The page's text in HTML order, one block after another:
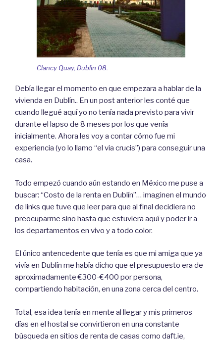
Clancy Quay, Dublin 08.
Debía llegar el momento en que empezara a hablar de la
vivienda en Dublín.. En un post anterior les conté que
cuando llegué aquí yo no tenía nada previsto para vivir
durante el lapso de 8 meses por los que venía
inicialmente. Ahora les voy a contar cómo fue mi
experiencia (yo lo llamo “el via crucis”) para conseguir una
casa.
Todo empezó cuando aún estando en México me puse a
buscar: “Costo de la renta en Dublín”… imaginen el mundo
de links que tuve que leer para que al final decidiera no
preocuparme sino hasta que estuviera aquí y poder ir a
los departamentos en vivo y a todo color.
El único antencedente que tenía es que mi amiga que ya
vivía en Dublín me había dicho que el presupuesto era de
aproximadamente €300-€400 por persona,
compartiendo habitación, en una zona cerca del centro.
Total, esa idea tenía en mente al llegar y mis primeros
días en el hostal se convirtieron en una constante
búsqueda en sitios de renta de casas como daft.ie,